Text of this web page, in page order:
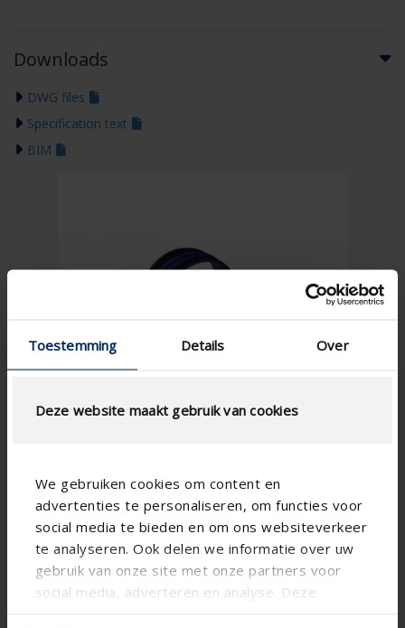
Toestemming Details Over
Deze website maakt gebruik van cookies
We gebruiken cookies om content en
advertenties te personaliseren, om functies voor
social media te bieden en om ons websiteverkeer
te analyseren. Ook delen we informatie over uw
gebruik van onze site met onze partners voor
social media, adverteren en analyse. Deze
Downloads
DWG files
Specification text
BIM